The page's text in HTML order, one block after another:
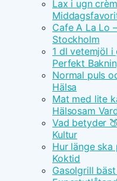
Lax i ugn
Cafe A La Lo
Stockholm
1 dl vetemjöl i
Perfekt
Normal puls
Hälsa
Mat med lite
Hälsosam
Vad betyder
Kultur
Hur länge
Koktid
Gasolgrill